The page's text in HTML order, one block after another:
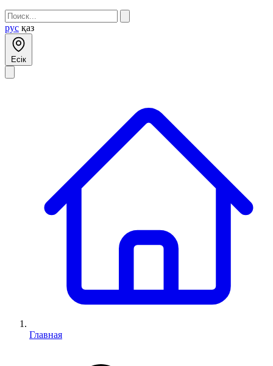
рус қаз
Есік
Главная